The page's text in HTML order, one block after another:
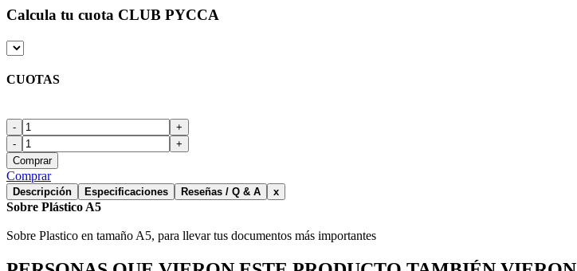
Calcula tu cuota CLUB PYCCA
CUOTAS
-
+
-
+
Comprar
Comprar
Descripción Especificaciones Reseñas / Q & A x
Sobre Plástico A5
Sobre Plastico en tamaño A5, para llevar tus documentos más importantes